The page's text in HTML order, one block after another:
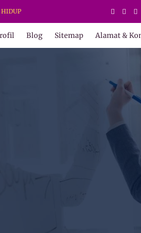
ADY WATER |
Blog Sitemap Alamat &